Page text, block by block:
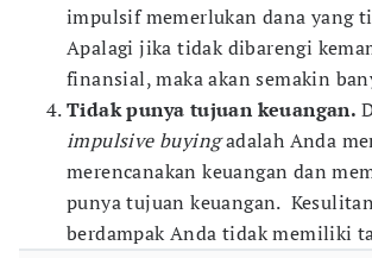
impulsif memerlukan dana yang
Apalagi jika tidak dibarengi
finansial, maka akan semakin
Tidak punya tujuan keuangan.
impulsive buyingadalah Anda
merencanakan keuangan dan
punya tujuan keuangan.
berdampak Anda tidak memiliki